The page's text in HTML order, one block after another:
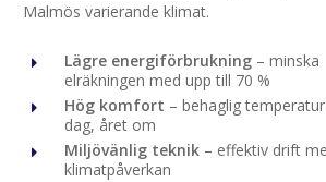
Malmös varierande klimat.
Lägre energiförbrukning – minska
elräkningen med upp till 70 %
Hög komfort – behaglig
dag, året om
Miljövänlig teknik – effektiv drift
klimatpåverkan